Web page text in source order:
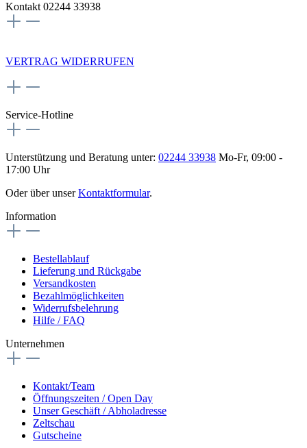
Kontakt 02244 33938
VERTRAG WIDERRUFEN
Service-Hotline
Unterstützung und Beratung unter: 02244 33938 Mo-Fr, 09:00 -
17:00 Uhr
Oder über unserKontaktformular.
Information
Bestellablauf
Lieferung und Rückgabe
Versandkosten
Bezahlmöglichkeiten
Widerrufsbelehrung
Hilfe / FAQ
Unternehmen
Kontakt/Team
Öffnungszeiten / Open Day
Unser Geschäft / Abholadresse
Zeltschau
Gutscheine